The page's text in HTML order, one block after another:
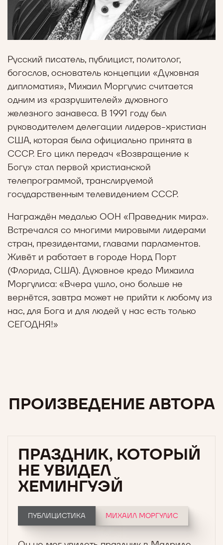
Русский писатель, публицист, политолог,
богослов, основатель концепции «Духовная
дипломатия», Михаил Моргулис считается
одним из «разрушителей» духовного
железного занавеса. В 1991 году был
руководителем делегации лидеров-христиан
США, которая была официально принята в
СССР. Его цикл передач «Возвращение к
Богу» стал первой христианской
телепрограммой, транслируемой
государственным телевидением СССР.
Награждён медалью ООН «Праведник мира».
Встречался со многими мировыми лидерами
стран, президентами, главами парламентов.
Живёт и работает в городе Норд Порт
(Флорида, США). Духовное кредо Михаила
Моргулиса: «Вчера ушло, оно больше не
вернётся, завтра может не прийти к любому из
нас, для Бога и для людей у нас есть только
СЕГОДНЯ!»
ПРОИЗВЕДЕНИЕ АВТОРА
ПРАЗДНИК, КОТОРЫЙ
НЕ УВИДЕЛ
ХЕМИНГУЭЙ
ПУБЛИЦИСТИКА МИХАИЛ МОРГУЛИС